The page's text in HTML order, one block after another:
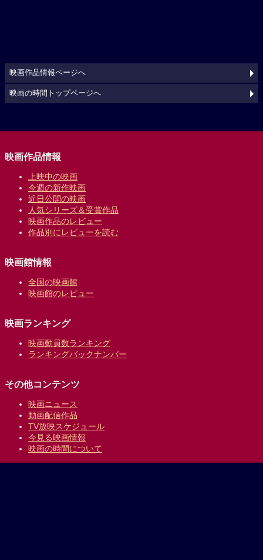
映画作品情報ページへ
映画の時間トップページへ
映画作品情報
上映中の映画
今週の新作映画
近日公開の映画
人気シリーズ＆受賞作品
映画作品のレビュー
作品別にレビューを読む
映画館情報
全国の映画館
映画館のレビュー
映画ランキング
映画動員数ランキング
ランキングバックナンバー
その他コンテンツ
映画ニュース
動画配信作品
TV放映スケジュール
今見る映画情報
映画の時間について